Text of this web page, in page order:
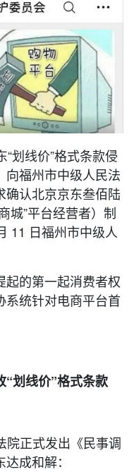
划线价”格式条款侵
向福州市中级人民法
确认北京京东叁佰陆
城”平台经营者）制
11 日福州市中级人
起的第一起消费者权
系统针对电商平台首
划线价”格式条款
院正式发出《民事调
成和解：